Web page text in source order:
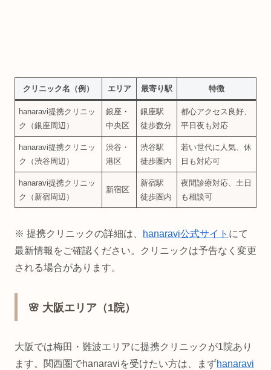
クリニック名（例） エリア 最寄り駅 特徴
hanaravi提携クリニッ
ク（銀座周辺）
銀座・
中央区
銀座駅
徒歩数分
都心アクセス良好、
平日夜も対応
hanaravi提携クリニッ
ク（渋谷周辺）
渋谷・
港区
渋谷駅
徒歩圏内
若い世代に人気、休
日も対応可
hanaravi提携クリニッ
ク（新宿周辺）
新宿区
新宿駅
徒歩圏内
夜間診療対応、土日
も相談可
※ 提携クリニックの詳細は、 hanaravi公式サイト にて
最新情報をご確認ください。クリニックは予告なく変更
される場合があります。
🌸 大阪エリア（1院）
大阪では梅田・難波エリアに提携クリニックが1院あり
ます。関西圏でhanaraviを受けたい方は、まずhanaravi